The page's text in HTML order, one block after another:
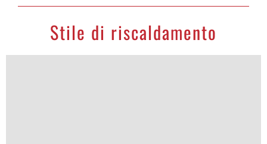
Stile di riscaldamento